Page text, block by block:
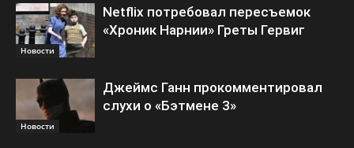
Новости
Netflix потребовал пересъемок
«Хроник Нарнии» Греты Гервиг
Новости
Джеймс Ганн прокомментировал
слухи о «Бэтмене 3»